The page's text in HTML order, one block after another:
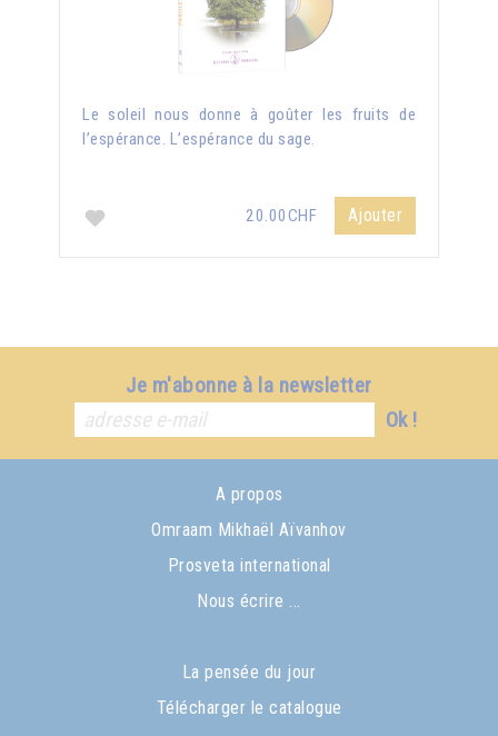
Le soleil nous donne à goûter les fruits de
l’espérance. L’espérance du sage.
20.00CHF Ajouter
Je m'abonne à la newsletter
Ok !
A propos
Omraam Mikhaël Aïvanhov
Prosveta international
Nous écrire ...
La pensée du jour
Télécharger le catalogue